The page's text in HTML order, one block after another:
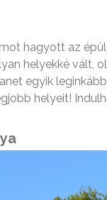
hagyott az
helyekké vált,
egyik
helyeit!